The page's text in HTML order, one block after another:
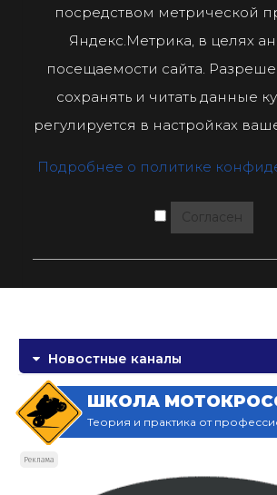
посредством метрической
Яндекс.Метрика, в целях
посещаемости сайта.
сохранять и читать данные
регулируется в настройках
Подробнее о политике
Согласен
Новостные каналы
ШКОЛА
Теория и практика от
Реклама